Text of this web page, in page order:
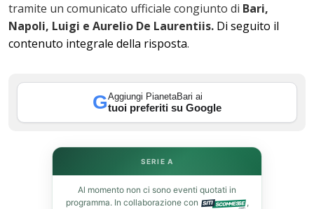
tramite un comunicato ufficiale congiunto di Bari,
Napoli, Luigi e Aurelio De Laurentiis. Di seguito il
contenuto integrale della risposta.
GAggiungi PianetaBari ai
tuoi preferiti su Google
SERIE A
Al momento non ci sono eventi quotati in
programma. In collaborazione con
,